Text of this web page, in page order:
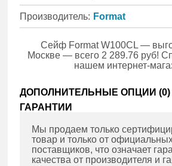
Производитель: Format
Сейф Format W100CL —
Москве — всего 2 289.76 руб!
нашем интернет-
ДОПОЛНИТЕЛЬНЫЕ ОПЦИИ (0)
ГАРАНТИИ
Мы продаем только
товар и только от
поставщиков, что означает
качества от производителя и